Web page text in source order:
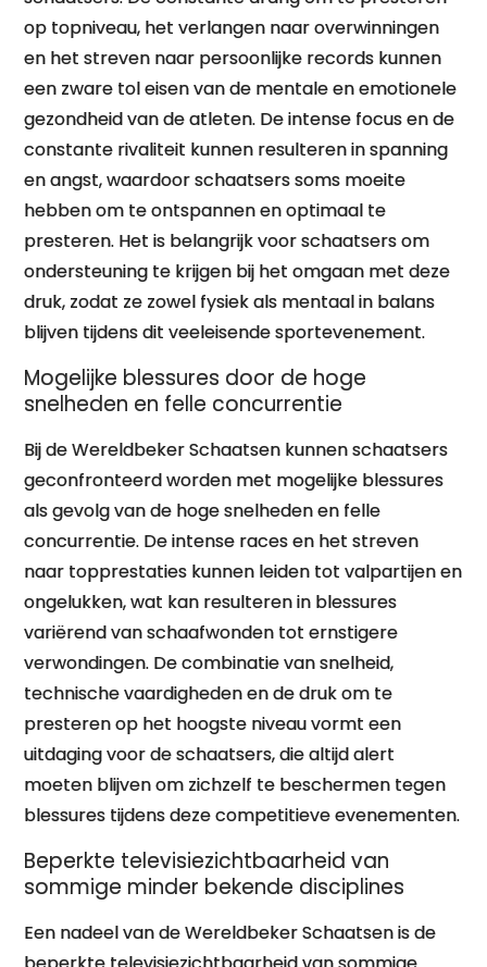
op topniveau, het verlangen naar overwinningen
en het streven naar persoonlijke records kunnen
een zware tol eisen van de mentale en emotionele
gezondheid van de atleten. De intense focus en de
constante rivaliteit kunnen resulteren in spanning
en angst, waardoor schaatsers soms moeite
hebben om te ontspannen en optimaal te
presteren. Het is belangrijk voor schaatsers om
ondersteuning te krijgen bij het omgaan met deze
druk, zodat ze zowel fysiek als mentaal in balans
blijven tijdens dit veeleisende sportevenement.
Mogelijke blessures door de hoge
snelheden en felle concurrentie
Bij de Wereldbeker Schaatsen kunnen schaatsers
geconfronteerd worden met mogelijke blessures
als gevolg van de hoge snelheden en felle
concurrentie. De intense races en het streven
naar topprestaties kunnen leiden tot valpartijen en
ongelukken, wat kan resulteren in blessures
variërend van schaafwonden tot ernstigere
verwondingen. De combinatie van snelheid,
technische vaardigheden en de druk om te
presteren op het hoogste niveau vormt een
uitdaging voor de schaatsers, die altijd alert
moeten blijven om zichzelf te beschermen tegen
blessures tijdens deze competitieve evenementen.
Beperkte televisiezichtbaarheid van
sommige minder bekende disciplines
Een nadeel van de Wereldbeker Schaatsen is de